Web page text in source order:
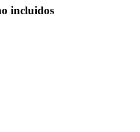
incluidos